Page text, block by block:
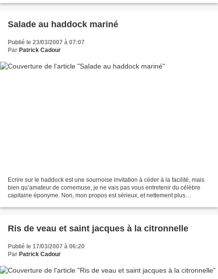
Salade au haddock mariné
Publié le 23/03/2007 à 07:07
Par Patrick Cadour
Ecrire sur le haddock est une sournoise invitation à céder à la facilité, mais
bien qu’amateur de cornemuse, je ne vais pas vous entretenir du célèbre
capitaine éponyme. Non, mon propos est sérieux, et nettement plus
Ris de veau et saint jacques à la citronnelle
Publié le 17/03/2007 à 06:20
Par Patrick Cadour